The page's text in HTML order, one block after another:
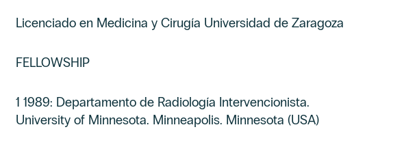
Licenciado en Medicina y Cirugía Universidad de Zaragoza
FELLOWSHIP
1 1989: Departamento de Radiología Intervencionista.
University of Minnesota. Minneapolis. Minnesota (USA)